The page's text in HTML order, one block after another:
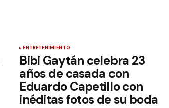
ENTRETENIMIENTO
Bibi Gaytán celebra 23
años de casada con
Eduardo Capetillo con
inéditas fotos de su boda